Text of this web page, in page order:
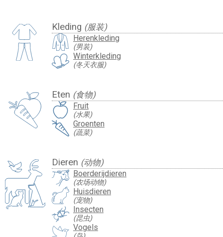
Kleding (服装)
Herenkleding
(男装)
Winterkleding
(冬天衣服)
Eten (食物)
Fruit
(水果)
Groenten
(蔬菜)
Dieren (动物)
Boerderijdieren
(农场动物)
Huisdieren
(宠物)
Insecten
(昆虫)
Vogels